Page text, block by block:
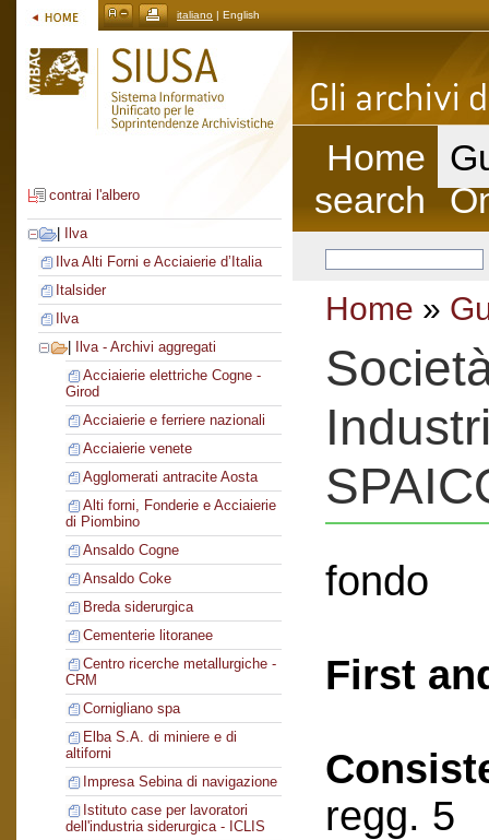
italiano | English
contrai l'albero
Ilva
Ilva Alti Forni e Acciaierie d’Italia
Italsider
Ilva
Ilva - Archivi aggregati
Acciaierie elettriche Cogne -
Girod
Acciaierie e ferriere nazionali
Acciaierie venete
Agglomerati antracite Aosta
Alti forni, Fonderie e Acciaierie
di Piombino
Ansaldo Cogne
Ansaldo Coke
Breda siderurgica
Cementerie litoranee
Centro ricerche metallurgiche -
CRM
Cornigliano spa
Elba S.A. di miniere e di
altiforni
Impresa Sebina di navigazione
Istituto case per lavoratori
dell'industria siderurgica - ICLIS
Home
search
Home »
fondo
First
regg. 5